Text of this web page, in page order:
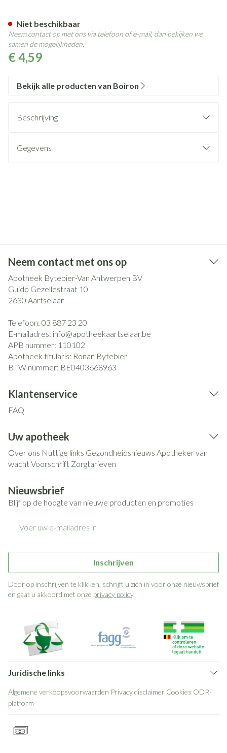
€ 4,59
Niet beschikbaar
Neem contact op met ons via telefoon of e-mail, dan bekijken we
samen de mogelijkheden.
Bekijk alle producten van Boiron
Beschrijving
Gegevens
Neem contact met ons op
Apotheek Bytebier-Van Antwerpen BV
Guido Gezellestraat 10
2630 Aartselaar
Telefoon: 03 887 23 20
E-mailadres: info@apotheekaartselaar.be
APB nummer: 110102
Apotheek titularis: Ronan Bytebier
BTW nummer: BE0403668963
Klantenservice
FAQ
Uw apotheek
Over ons Nuttige links Gezondheidsnieuws Apotheker van
wachtVoorschrift Zorgtarieven
Nieuwsbrief
Blijf op de hoogte van nieuwe producten en promoties
Inschrijven
Door op inschrijven te klikken, schrijft u zich in voor onze nieuwsbrief
en gaat u akkoord met onze privacy policy.
Juridische links
Algemene verkoopsvoorwaarden Privacy disclaimer Cookies ODR-
platform